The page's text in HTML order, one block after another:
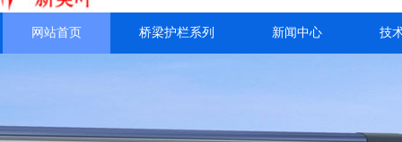
网站首页 桥梁护栏系列 新闻中心 技